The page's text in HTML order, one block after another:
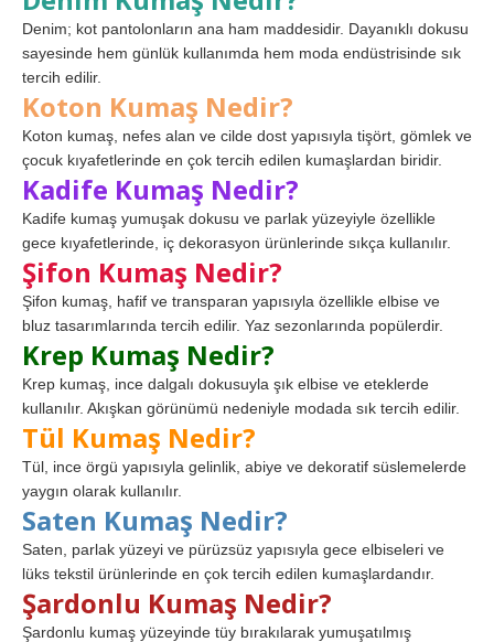
Denim; kot pantolonların ana ham maddesidir. Dayanıklı dokusu
sayesinde hem günlük kullanımda hem moda endüstrisinde sık
tercih edilir.
Koton Kumaş Nedir?
Koton kumaş, nefes alan ve cilde dost yapısıyla tişört, gömlek ve
çocuk kıyafetlerinde en çok tercih edilen kumaşlardan biridir.
Kadife Kumaş Nedir?
Kadife kumaş yumuşak dokusu ve parlak yüzeyiyle özellikle
gece kıyafetlerinde, iç dekorasyon ürünlerinde sıkça kullanılır.
Şifon Kumaş Nedir?
Şifon kumaş, hafif ve transparan yapısıyla özellikle elbise ve
bluz tasarımlarında tercih edilir. Yaz sezonlarında popülerdir.
Krep Kumaş Nedir?
Krep kumaş, ince dalgalı dokusuyla şık elbise ve eteklerde
kullanılır. Akışkan görünümü nedeniyle modada sık tercih edilir.
Tül Kumaş Nedir?
Tül, ince örgü yapısıyla gelinlik, abiye ve dekoratif süslemelerde
yaygın olarak kullanılır.
Saten Kumaş Nedir?
Saten, parlak yüzeyi ve pürüzsüz yapısıyla gece elbiseleri ve
lüks tekstil ürünlerinde en çok tercih edilen kumaşlardandır.
Şardonlu Kumaş Nedir?
Şardonlu kumaş yüzeyinde tüy bırakılarak yumuşatılmış